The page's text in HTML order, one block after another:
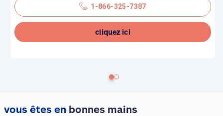
1-866-325-7387
cliquez ici
vous êtes en bonnes mains